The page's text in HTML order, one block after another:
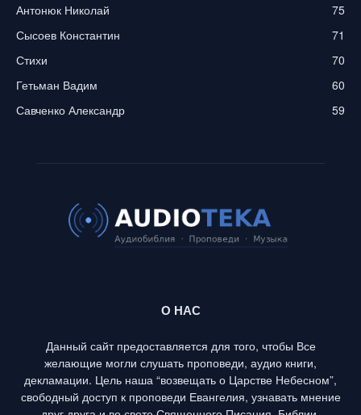
Антонюк Николай
75
Сысоев Константин
71
Стихи
70
Гетьман Вадим
60
Савченко Александр
59
О НАС
Данный сайт предоставляется для того, чтобы Все
желающие могли слушать проповеди, аудио книги,
декламации. Цель наша “возвещать о Царстве Небесном”,
свободный доступ к проповеди Евангелия, узнавать мнение